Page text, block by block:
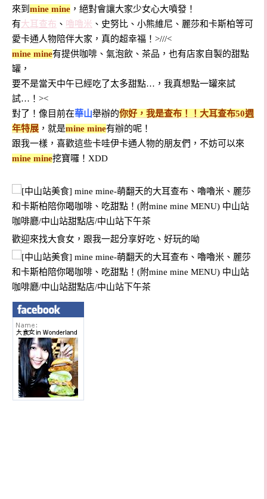
來到 mine mine ，絕對會讓大家少女心大噴發！
有大耳查布 、 嚕嚕米 、史努比、小熊維尼、麗莎和卡斯柏等可
愛卡通人物陪伴大家，真的超幸福！>///<
mine mine有提供咖啡、氣泡飲、茶品，也有店家自製的甜點
罐，
要不是當天中午已經吃了太多甜點…，我真想點一罐來試
試…！><
對了！像目前在華山舉辦的你好，我是查布！！大耳查布50週
年特展 ，就是mine mine有辦的呢！
跟我一樣，喜歡這些卡哇伊卡通人物的朋友們，不妨可以來
mine mine挖寶囉！XDD
歡迎來找大食女，跟我一起分享好吃、好玩的呦